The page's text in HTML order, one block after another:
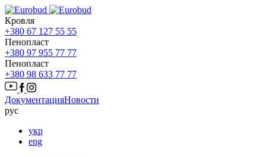
Кровля
+380 67 127 55 55
Пенопласт
+380 97 955 77 77
Пенопласт
+380 98 633 77 77
ДокументацияНовости
рус
укр
eng